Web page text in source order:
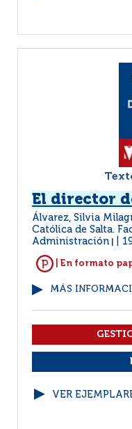
El director
Álvarez, Silvia
Católica de Salta.
Administración
| En formato
MÁS
VER